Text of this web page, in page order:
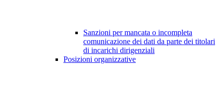
Sanzioni per mancata o incompleta
comunicazione dei dati da parte dei titolari
di incarichi dirigenziali
Posizioni organizzative